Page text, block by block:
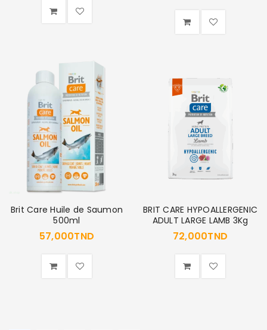
Brit Care Huile de Saumon
500ml
57,000TND
BRIT CARE HYPOALLERGENIC
ADULT LARGE LAMB 3Kg
72,000TND